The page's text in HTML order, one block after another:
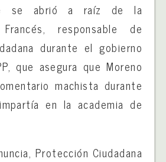
se abrió a raíz de la
responsable de
durante el gobierno
que asegura que Moreno
machista durante
en la academia de
Protección Ciudadana